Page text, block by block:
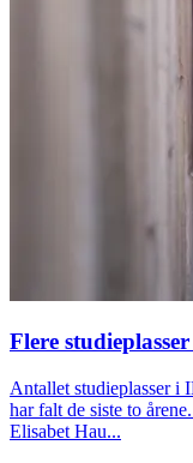
Flere
Antallet studieplasser i
har falt de siste to
Elisabet Hau...